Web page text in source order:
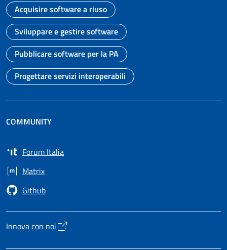
Vai alla pagina
Acquisire software a riuso
Vai alla pagina
Sviluppare e gestire software
Vai alla pagina
Pubblicare software per la PA
Vai alla pagina
Progettare servizi interoperabili
COMMUNITY
Forum Italia
Apre in un nuovo tab
Matrix
Apre in un nuovo tab
Github
Apre in un nuovo tab
Innova con noi
Apre in un nuovo tab